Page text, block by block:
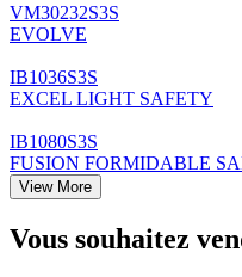
VM30232S3S
EVOLVE
IB1036S3S
EXCEL LIGHT SAFETY
IB1080S3S
FUSION FORMIDABLE
View More
Vous souhaitez